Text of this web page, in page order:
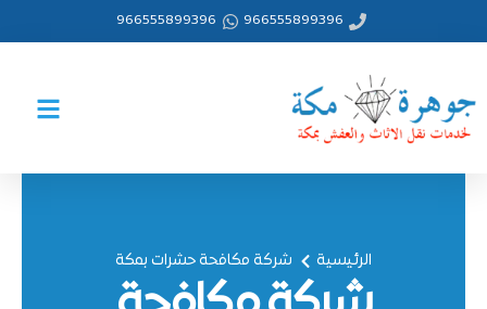
966555899396
966555899396
الرئيسية شركة مكافحة حشرات بمكة